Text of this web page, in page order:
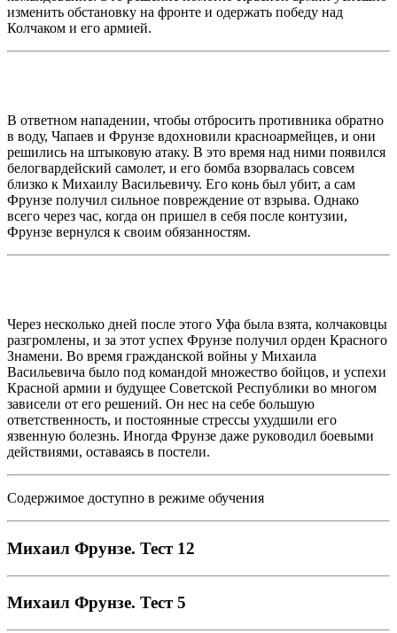
изменить обстановку на фронте и одержать победу над
Колчаком и его армией.
В ответном нападении, чтобы отбросить противника обратно
в воду, Чапаев и Фрунзе вдохновили красноармейцев, и они
решились на штыковую атаку. В это время над ними появился
белогвардейский самолет, и его бомба взорвалась совсем
близко к Михаилу Васильевичу. Его конь был убит, а сам
Фрунзе получил сильное повреждение от взрыва. Однако
всего через час, когда он пришел в себя после контузии,
Фрунзе вернулся к своим обязанностям.
Через несколько дней после этого Уфа была взята, колчаковцы
разгромлены, и за этот успех Фрунзе получил орден Красного
Знамени. Во время гражданской войны у Михаила
Васильевича было под командой множество бойцов, и успехи
Красной армии и будущее Советской Республики во многом
зависели от его решений. Он нес на себе большую
ответственность, и постоянные стрессы ухудшили его
язвенную болезнь. Иногда Фрунзе даже руководил боевыми
действиями, оставаясь в постели.
Содержимое доступно в режиме обучения
Михаил Фрунзе. Тест 12
Михаил Фрунзе. Тест 5